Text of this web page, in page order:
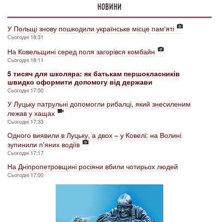
НОВИНИ
У Польщі знову пошкодили українське місце пам'яті
Сьогодні 18:31
На Ковельщині серед поля загорівся комбайн
Сьогодні 18:11
5 тисяч для школяра: як батькам першокласників
швидко оформити допомогу від держави
Сьогодні 17:50
У Луцьку патрульні допомогли рибалці, який знесиленим
лежав у хащах
Сьогодні 17:33
Одного виявили в Луцьку, а двох – у Ковелі: на Волині
зупинили п'яних водіїв
Сьогодні 17:17
На Дніпропетровщині росіяни вбили чотирьох людей
Сьогодні 17:00